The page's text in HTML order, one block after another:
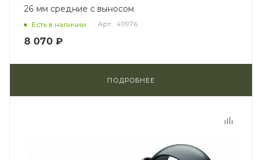
26 мм средние с выносом
Есть в наличии Арт.: 49976
8 070 ₽
ПОДРОБНЕЕ